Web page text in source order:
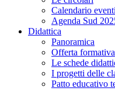
Calendario eventi
Agenda Sud
Didattica
Panoramica
Offerta formativa
Le schede
I progetti delle
Patto educativo